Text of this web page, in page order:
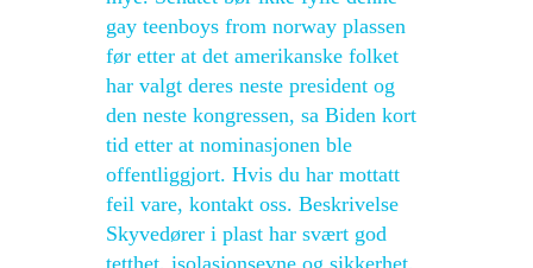
gay teenboys from norway plassen
før etter at det amerikanske folket
har valgt deres neste president og
den neste kongressen, sa Biden kort
tid etter at nominasjonen ble
offentliggjort. Hvis du har mottatt
feil vare, kontakt oss. Beskrivelse
Skyvedører i plast har svært god
tetthet, isolasjonsevne og sikkerhet.